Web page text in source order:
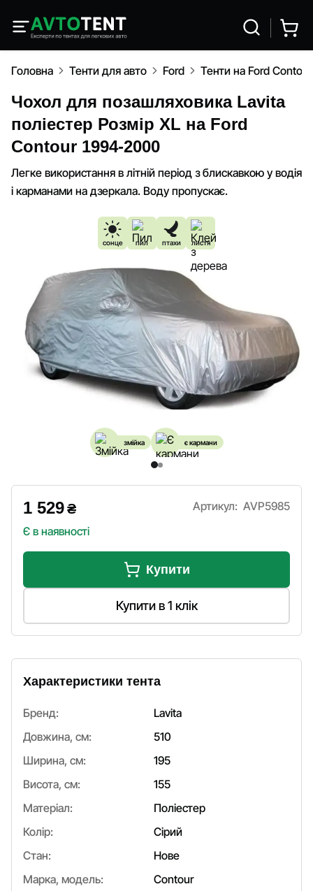
Головна Тенти для авто Ford Тенти на Ford
Чохол для позашляховика Lavita
поліестер Розмір XL на Ford
Contour 1994-2000
Легке використання в літній період з блискавкою у водія
і карманами на дзеркала. Воду пропускає.
сонце пил птахи листя
змійка є кармани
1 529₴
Є в наявності
Артикул: AVP5985
Купити
Купити в 1 клік
Характеристики тента
Бренд:
Lavita
Довжина, см:
510
Ширина, см:
195
Висота, см:
155
Матеріал:
Поліестер
Колір:
Сірий
Стан:
Нове
Марка, модель:
Contour